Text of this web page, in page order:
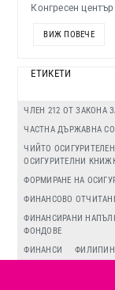
Конгресен
ВИЖ ПОВЕЧЕ
ЕТИКЕТИ
ЧЛЕН 212 ОТ ЗАКОНА
ЧАСТНА ДЪРЖАВНА
ЧИЙТО
ОСИГУРИТЕЛНИ
ФОРМИРАНЕ НА
ФИНАНСОВО
ФИНАНСИРАНИ
ФОНДОВЕ
ФИНАНСИ